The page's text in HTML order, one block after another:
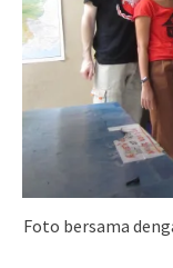
Foto bersama